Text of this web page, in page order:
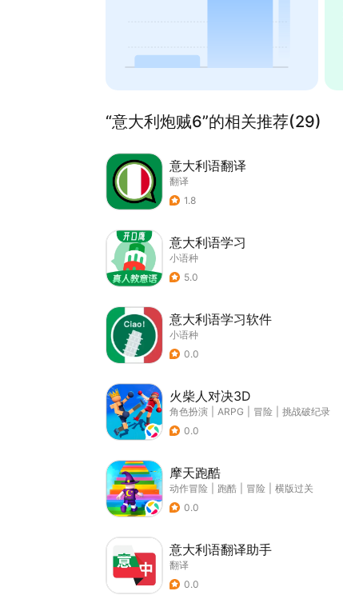
“意大利炮贼6”的相关推荐(29)
意大利语翻译
翻译
1.8
意大利语学习
小语种
5.0
意大利语学习软件
小语种
0.0
火柴人对决3D
角色扮演 ARPG 冒险
挑战破纪录
0.0
摩天跑酷
动作冒险 跑酷 冒险
横版过关
0.0
意大利语翻译助手
翻译
0.0